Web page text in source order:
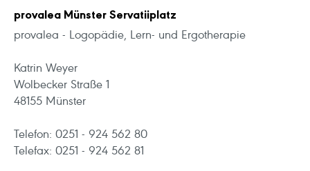
provalea Münster Servatiiplatz
provalea - Logopädie, Lern- und Ergotherapie
Katrin Weyer
Wolbecker Straße 1
48155 Münster
Telefon: 0251 - 924 562 80
Telefax: 0251 - 924 562 81